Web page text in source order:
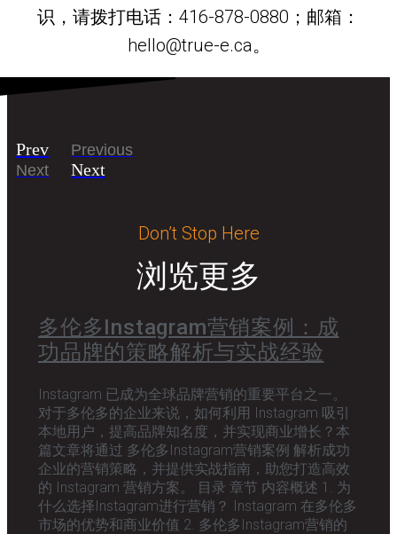
识，请拨打电话：416-878-0880；邮箱：
hello@true-e.ca。
Prev
Previous
Next
Next
Don’t Stop Here
浏览更多
多伦多Instagram营销案例：成
功品牌的策略解析与实战经验
Instagram 已成为全球品牌营销的重要平台之一。
对于多伦多的企业来说，如何利用 Instagram 吸引
本地用户，提高品牌知名度，并实现商业增长？本
篇文章将通过 多伦多Instagram营销案例 解析成功
企业的营销策略，并提供实战指南，助您打造高效
的 Instagram 营销方案。 目录 章节 内容概述 1. 为
什么选择Instagram进行营销？ Instagram 在多伦多
市场的优势和商业价值 2. 多伦多Instagram营销的